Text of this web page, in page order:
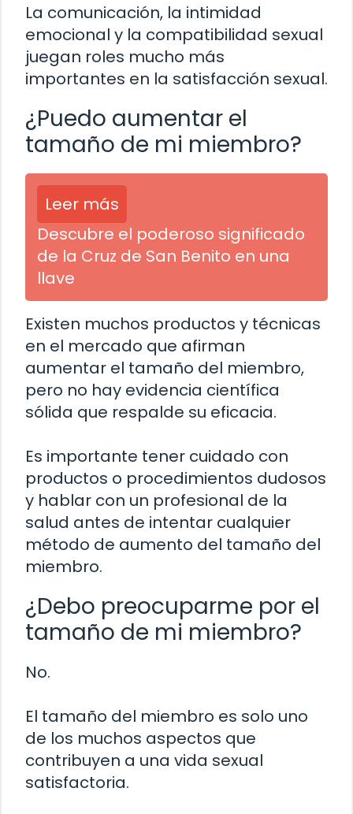
La comunicación, la intimidad
emocional y la compatibilidad sexual
juegan roles mucho más
importantes en la satisfacción sexual.
¿Puedo aumentar el
tamaño de mi miembro?
Leer más
Descubre el poderoso significado
de la Cruz de San Benito en una
llave
Existen muchos productos y técnicas
en el mercado que afirman
aumentar el tamaño del miembro,
pero no hay evidencia científica
sólida que respalde su eficacia.
Es importante tener cuidado con
productos o procedimientos dudosos
y hablar con un profesional de la
salud antes de intentar cualquier
método de aumento del tamaño del
miembro.
¿Debo preocuparme por el
tamaño de mi miembro?
No.
El tamaño del miembro es solo uno
de los muchos aspectos que
contribuyen a una vida sexual
satisfactoria.